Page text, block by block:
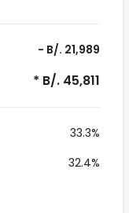
- B/. 21,989
* B/. 45,811
33.3%
32.4%